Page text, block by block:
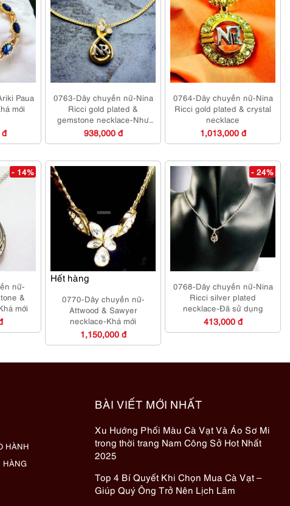
Paua
mới
đ
0763-Dây chuyền nữ-Nina
Ricci gold plated &
gemstone necklace-Như
mới
938,000 đ
0764-Dây chuyền nữ-Nina
Ricci gold plated & crystal
necklace
1,013,000 đ
- 14%
nữ-
&
mới
Hết hàng
0770-Dây chuyền nữ-
Attwood & Sawyer
necklace-Khá mới
1,150,000 đ
- 24%
0768-Dây chuyền nữ-Nina
Ricci silver plated
necklace-Đã sử dụng
413,000 đ
HÀNH
HÀNG
BÀI VIẾT MỚI NHẤT
Xu Hướng Phối Màu Cà Vạt Và Áo Sơ Mi
trong thời trang Nam Công Sở Hot Nhất
2025
Top 4 Bí Quyết Khi Chọn Mua Cà Vạt –
Giúp Quý Ông Trở Nên Lịch Lãm